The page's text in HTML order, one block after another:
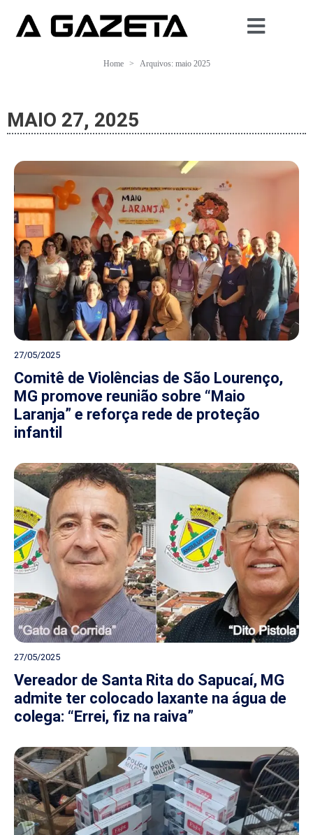
Home Arquivos: maio 2025
MAIO 27, 2025
27/05/2025
Comitê de Violências de São Lourenço,
MG promove reunião sobre “Maio
Laranja” e reforça rede de proteção
infantil
27/05/2025
Vereador de Santa Rita do Sapucaí, MG
admite ter colocado laxante na água de
colega: “Errei, fiz na raiva”